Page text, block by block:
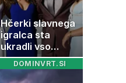
Hčerki slavnega
igralca sta
ukradli vso
pozornost
DOMINVRT.SI